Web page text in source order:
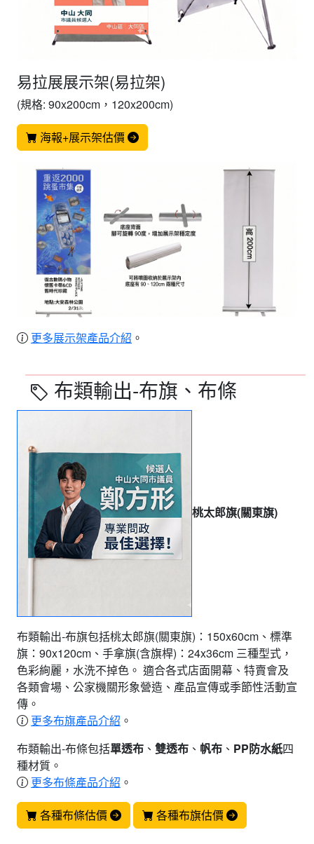
易拉展展示架(易拉架)
(規格: 90x200cm，120x200cm)
海報+展示架估價
更多展示架產品介紹 。
布類輸出-布旗、布條
桃太郎旗(關東旗)
布類輸出-布旗包括桃太郎旗(關東旗)：150x60cm、標準
旗：90x120cm、手拿旗(含旗桿)：24x36cm 三種型式，
色彩絢麗，水洗不掉色。 適合各式店面開幕、特賣會及
各類會場、公家機關形象營造、產品宣傳或季節性活動宣
傳。
更多布旗產品介紹 。
布類輸出-布條包括單透布 、 雙透布 、 帆布 、 PP防水紙四
種材質。
更多布條產品介紹 。
各種布條估價 各種布旗估價